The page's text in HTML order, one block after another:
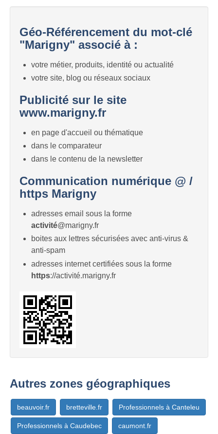
Géo-Référencement du mot-clé
"Marigny" associé à :
votre métier, produits, identité ou actualité
votre site, blog ou réseaux sociaux
Publicité sur le site
www.marigny.fr
en page d'accueil ou thématique
dans le comparateur
dans le contenu de la newsletter
Communication numérique @ /
https Marigny
adresses email sous la forme
activité@marigny.fr
boites aux lettres sécurisées avec anti-virus &
anti-spam
adresses internet certifiées sous la forme
https://activité.marigny.fr
Autres zones géographiques
beauvoir.fr bretteville.fr Professionnels à Canteleu
Professionnels à Caudebec caumont.fr